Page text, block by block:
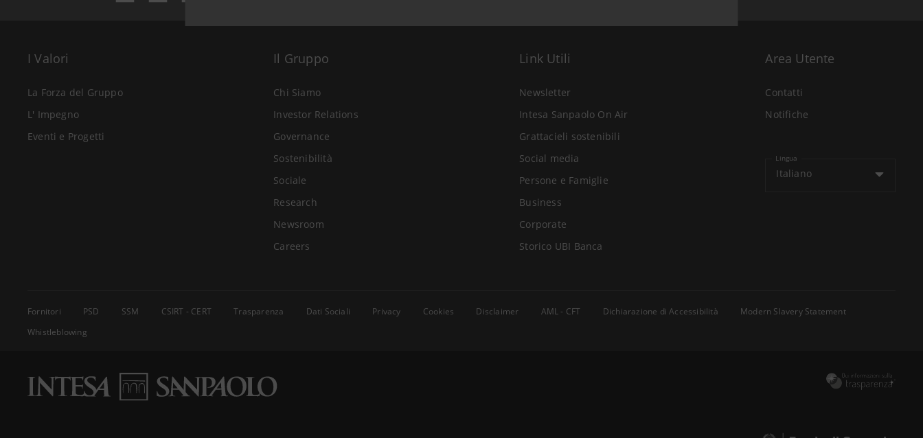
I Valori
La Forza del Gruppo
L' Impegno
Eventi e Progetti
Il Gruppo
Chi Siamo
Investor Relations
Governance
Sostenibilità
Sociale
Research
Newsroom
Careers
Link Utili
Newsletter
Intesa Sanpaolo On Air
Grattacieli sostenibili
Social media
Persone e Famiglie
Business
Corporate
Storico UBI Banca
Area Utente
Contatti
Notifiche
Lingua
Italiano
Fornitori PSD SSM CSIRT - CERT Trasparenza Dati Sociali Privacy Cookies Disclaimer AML - CFT Dichiarazione di Accessibilità
Modern Slavery Statement
Whistleblowing